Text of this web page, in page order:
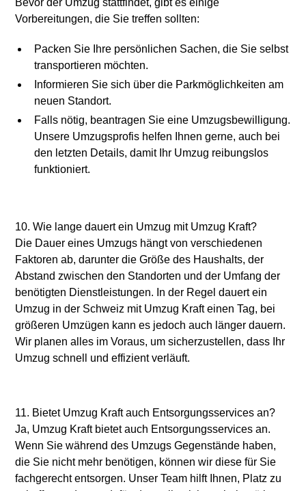
Vorbereitungen, die Sie treffen sollten:
Packen Sie Ihre persönlichen Sachen, die Sie selbst
transportieren möchten.
Informieren Sie sich über die Parkmöglichkeiten am
neuen Standort.
Falls nötig, beantragen Sie eine Umzugsbewilligung.
Unsere Umzugsprofis helfen Ihnen gerne, auch bei
den letzten Details, damit Ihr Umzug reibungslos
funktioniert.
10. Wie lange dauert ein Umzug mit Umzug Kraft?
Die Dauer eines Umzugs hängt von verschiedenen
Faktoren ab, darunter die Größe des Haushalts, der
Abstand zwischen den Standorten und der Umfang der
benötigten Dienstleistungen. In der Regel dauert ein
Umzug in der Schweiz mit Umzug Kraft einen Tag, bei
größeren Umzügen kann es jedoch auch länger dauern.
Wir planen alles im Voraus, um sicherzustellen, dass Ihr
Umzug schnell und effizient verläuft.
11. Bietet Umzug Kraft auch Entsorgungsservices an?
Ja, Umzug Kraft bietet auch Entsorgungsservices an.
Wenn Sie während des Umzugs Gegenstände haben,
die Sie nicht mehr benötigen, können wir diese für Sie
fachgerecht entsorgen. Unser Team hilft Ihnen, Platz zu